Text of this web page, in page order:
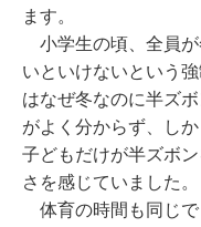
ます。
小学生の頃、全員が
いといけないという
はなぜ冬なのに半ズ
がよく分からず、し
子どもだけが半ズボ
さを感じていました。
体育の時間も同じで